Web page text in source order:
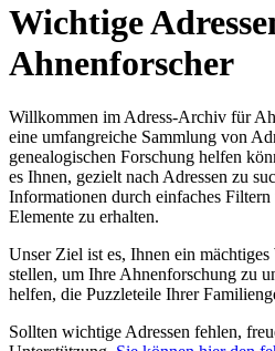
Wichtige
Ahnenforscher
Willkommen im Adress-Archiv für
eine umfangreiche Sammlung von
genealogischen Forschung helfen
es Ihnen, gezielt nach Adressen zu
Informationen durch einfaches
Elemente zu erhalten.
Unser Ziel ist es, Ihnen ein
stellen, um Ihre Ahnenforschung zu
helfen, die Puzzleteile Ihrer
Sollten wichtige Adressen fehlen,